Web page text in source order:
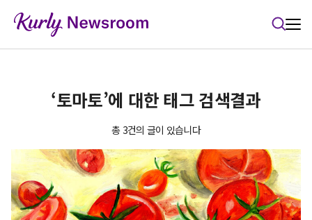
‘토마토’에 대한 태그 검색결과
총 3건의 글이 있습니다